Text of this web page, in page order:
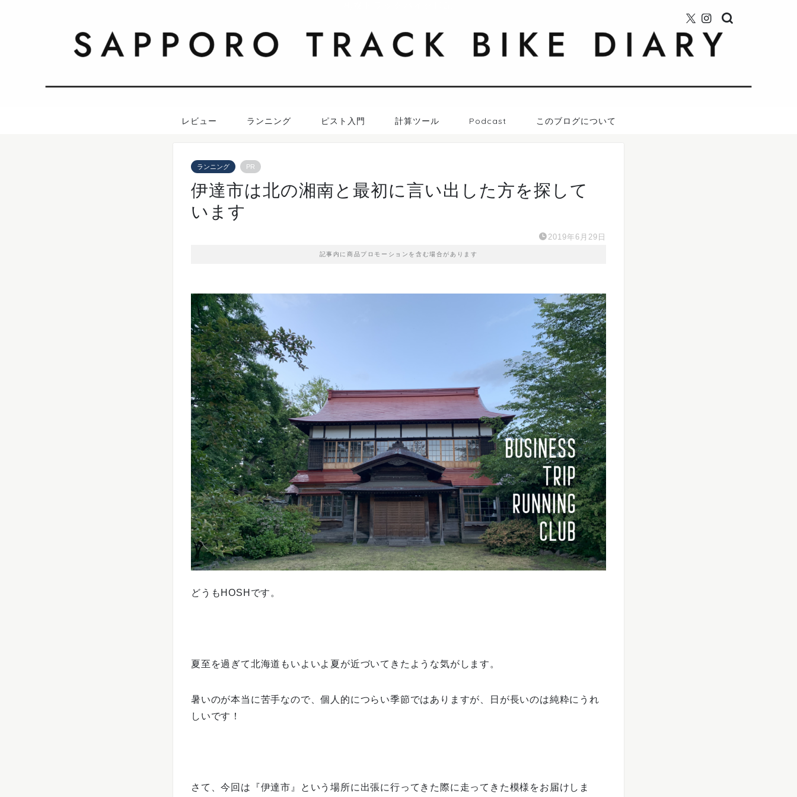
レビュー ランニング ピスト入門 計算ツール Podcast このブログについて
ランニング PR
伊達市は北の湘南と最初に言い出した方を探して
います
2019年6月29日
記事内に商品プロモーションを含む場合があります
どうもHOSHです。
夏至を過ぎて北海道もいよいよ夏が近づいてきたような気がします。
暑いのが本当に苦手なので、個人的につらい季節ではありますが、日が長いのは純粋にうれ
しいです！
さて、今回は
『伊達市』という場所に出張に行ってきた際に走ってきた模様をお届けしま